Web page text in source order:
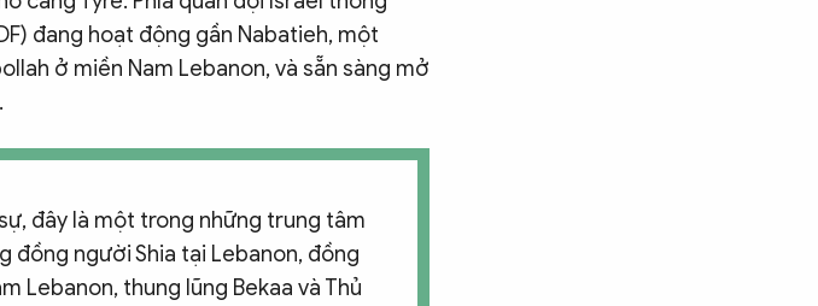
đang hoạt động gần Nabatieh, một
ở miền Nam Lebanon, và sẵn sàng mở
đây là một trong những trung tâm
đồng người Shia tại Lebanon, đồng
Lebanon, thung lũng Bekaa và Thủ